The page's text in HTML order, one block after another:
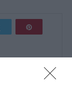
Φανερωμένης